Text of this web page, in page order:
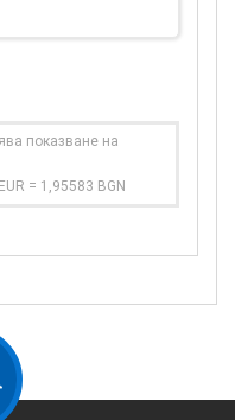
показване на
= 1,95583 BGN